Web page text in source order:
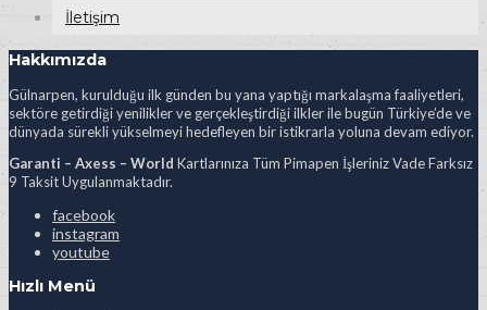
İletişim
Hakkımızda
Gülnarpen, kurulduğu ilk günden bu yana yaptığı markalaşma faaliyetleri,
sektöre getirdiği yenilikler ve gerçekleştirdiği ilkler ile bugün Türkiye’de ve
dünyada sürekli yükselmeyi hedefleyen bir istikrarla yoluna devam ediyor.
Garanti – Axess – World Kartlarınıza Tüm Pimapen İşleriniz Vade Farksız
9 Taksit Uygulanmaktadır.
facebook
instagram
youtube
Hızlı Menü